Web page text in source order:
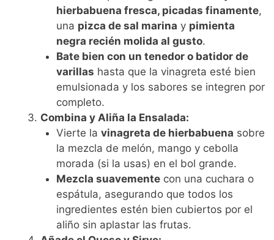
hierbabuena fresca, picadas finamente,
una pizca de sal marina y pimienta
negra recién molida al gusto.
Bate bien con un tenedor o batidor de
varillas hasta que la vinagreta esté bien
emulsionada y los sabores se integren por
completo.
Combina y Aliña la Ensalada:
Vierte la vinagreta de hierbabuena sobre
la mezcla de melón, mango y cebolla
morada (si la usas) en el bol grande.
Mezcla suavementecon una cuchara o
espátula, asegurando que todos los
ingredientes estén bien cubiertos por el
aliño sin aplastar las frutas.